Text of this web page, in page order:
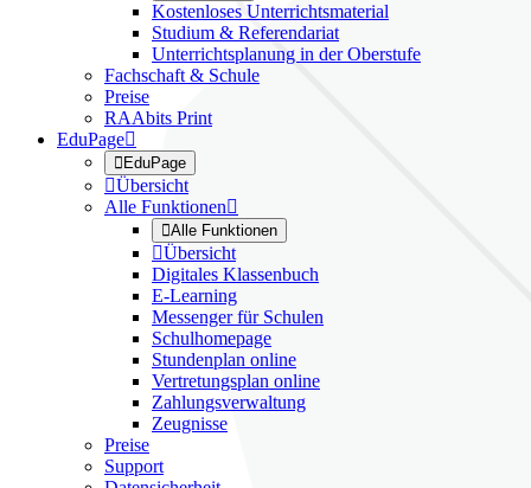
Kostenloses Unterrichtsmaterial
Studium & Referendariat
Unterrichtsplanung in der Oberstufe
Fachschaft & Schule
Preise
RAAbits Print
EduPage
 EduPage
Übersicht
Alle Funktionen
Alle Funktionen
Übersicht
Digitales Klassenbuch
E-Learning
Messenger für Schulen
Schulhomepage
Stundenplan online
Vertretungsplan online
Zahlungsverwaltung
Zeugnisse
Preise
Support